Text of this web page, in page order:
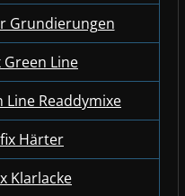
Grundierungen
Green Line
Line Readdymixe
Härter
Klarlacke